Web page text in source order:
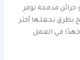
خزائن مدمجة توفر
بطرق تجعلها أكثر
في العمل